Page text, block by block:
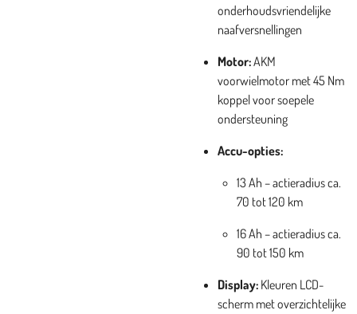
onderhoudsvriendelijke
naafversnellingen
Motor:AKM
voorwielmotor met 45 Nm
koppel voor soepele
ondersteuning
Accu-opties:
13 Ah – actieradius ca.
70 tot 120 km
16 Ah – actieradius ca.
90 tot 150 km
Display: Kleuren LCD-
scherm met overzichtelijke